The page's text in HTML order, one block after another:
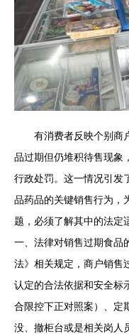
有消费者反映个别商
品过期但仍堆积待售现象
行政处罚。这一情况引发
品药品的关键销售行为，
题，必须了解其中的法定
一、法律对销售过期食品
法》相关规定，商户销售
认定的合法依据和安全标
合限控下正对照案）、定
没、撤柜台或是相关岗人